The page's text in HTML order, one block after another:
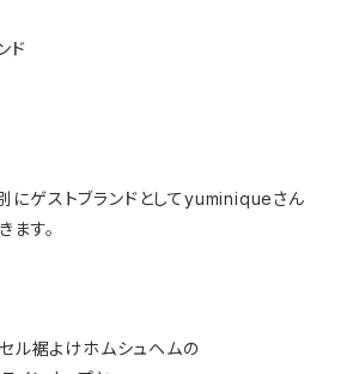
ド
にゲストブランドとしてyuminiqueさん
ます。
ル裾よけホムシュヘムの